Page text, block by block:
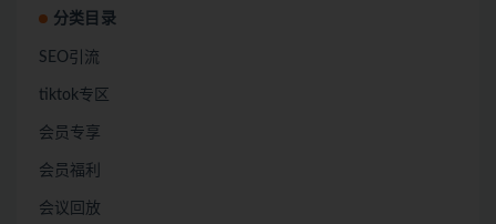
分类目录
SEO引流
tiktok专区
会员专享
会员福利
会议回放